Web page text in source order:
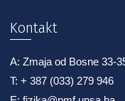
Kontakt
A: Zmaja od Bosne 33-
T: + 387 (033) 279 946